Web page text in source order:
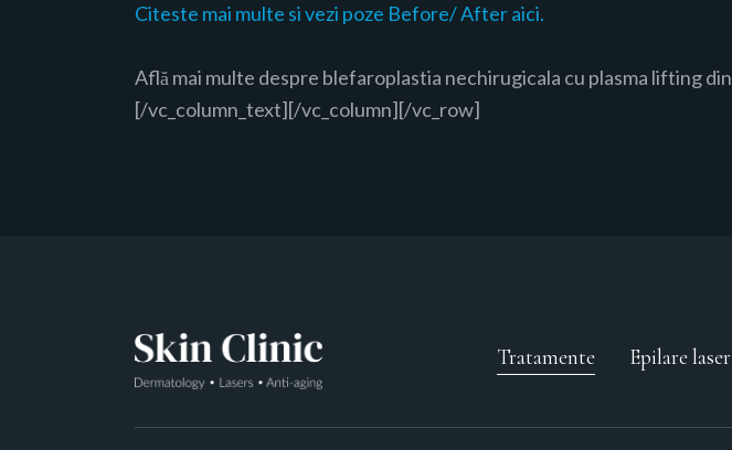
Citeste mai multe si vezi poze Before/ After aici.
Află mai multe despre blefaroplastia nechirugicala cu plasma lifting din
[/vc_column_text][/vc_column][/vc_row]
Tratamente Epilare laser